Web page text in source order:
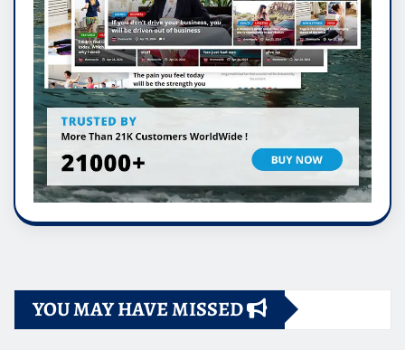
YOU MAY HAVE MISSED